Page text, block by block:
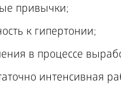
привычки;
к гипертонии;
в процессе
интенсивная